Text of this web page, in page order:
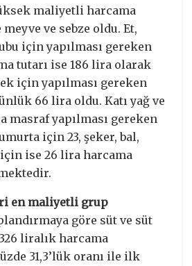
maliyetli harcama
ve sebze oldu. Et,
için yapılması gereken
tutarı ise 186 lira olarak
için yapılması gereken
66 lira oldu. Katı yağ ve
masraf yapılması gereken
için 23, şeker, bal,
ise 26 lira harcama
en maliyetli grup
göre süt ve süt
liralık harcama
31,3’lük oranı ile ilk